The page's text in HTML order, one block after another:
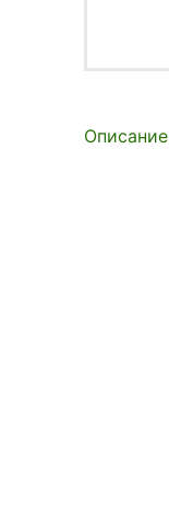
Описание